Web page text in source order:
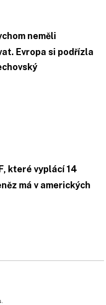
neměli
Evropa si podřízla
které vyplácí 14
má v amerických